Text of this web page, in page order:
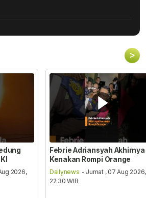
>
2026,
Febrie Adriansyah Akhirnya
Kenakan Rompi Orange
Dailynews - Jumat , 07 Aug 2026,
22:30 WIB